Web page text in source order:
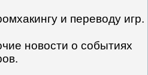
и переводу игр.
новости о событиях